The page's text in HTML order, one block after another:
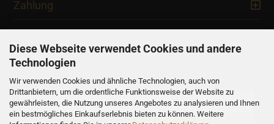
Diese Webseite verwendet Cookies und andere
Technologien
Wir verwenden Cookies und ähnliche Technologien, auch von
Drittanbietern, um die ordentliche Funktionsweise der Website zu
gewährleisten, die Nutzung unseres Angebotes zu analysieren und Ihnen
ein bestmögliches Einkaufserlebnis bieten zu können. Weitere
Zahlung
Newsletter